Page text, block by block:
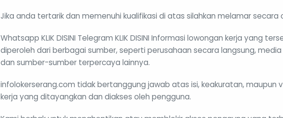
Jika anda tertarik dan memenuhi kualifikasi di atas silahkan melamar secara
Whatsapp KLIK DISINI Telegram KLIK DISINI Informasi lowongan kerja yang
diperoleh dari berbagai sumber, seperti perusahaan secara langsung, media
dan sumber-sumber terpercaya lainnya.
infolokerserang.com tidak bertanggung jawab atas isi, keakuratan, maupun
kerja yang ditayangkan dan diakses oleh pengguna.